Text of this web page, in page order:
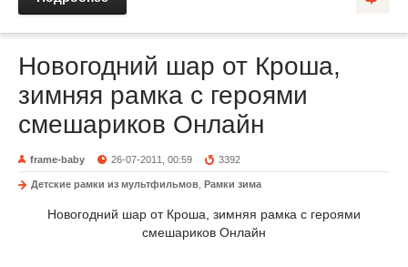
Новогодний шар от Кроша,
зимняя рамка с героями
смешариков Онлайн
frame-baby 26-07-2011, 00:59 3392
Детские рамки из мультфильмов Рамки зима
Новогодний шар от Кроша, зимняя рамка с героями
смешариков Онлайн